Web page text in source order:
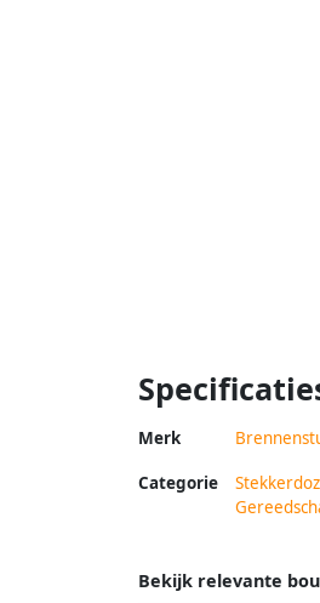
Merk
Categorie
Bekijk relevante